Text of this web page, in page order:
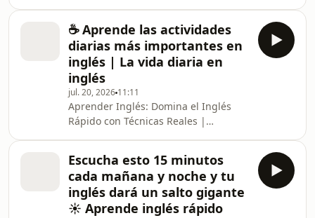
capacidad de pensar en inglés
Inglés, Inglés para Principiantes y
Avanzados La revolución para
aprender inglés ha comenzado, y este
no es solo otro podcast de clases de
inglés. Es una experiencia diseñada
para transformar tu mente en un
traductor español inglés natural,
donde cada episodio acelera tu
capacidad de pensar en inglés
☕ Aprende las actividades
diarias más importantes en
inglés | La vida diaria en
inglés
jul. 20, 2026 11:11
Aprender Inglés: Domina el Inglés
Rápido con Técnicas Reales |
Avanzados La revolución para
aprender inglés ha comenzado, y este
no es solo otro podcast de clases de
inglés. Es una experiencia diseñada
Escucha esto 15 minutos
cada mañana y noche y tu
inglés dará un salto gigante
☀ Aprende inglés rápido